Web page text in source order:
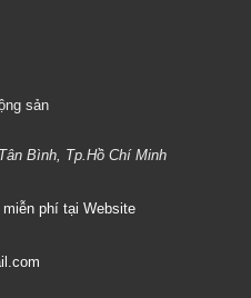
sản
Bình, Tp.Hồ Chí Minh
phí tại Website